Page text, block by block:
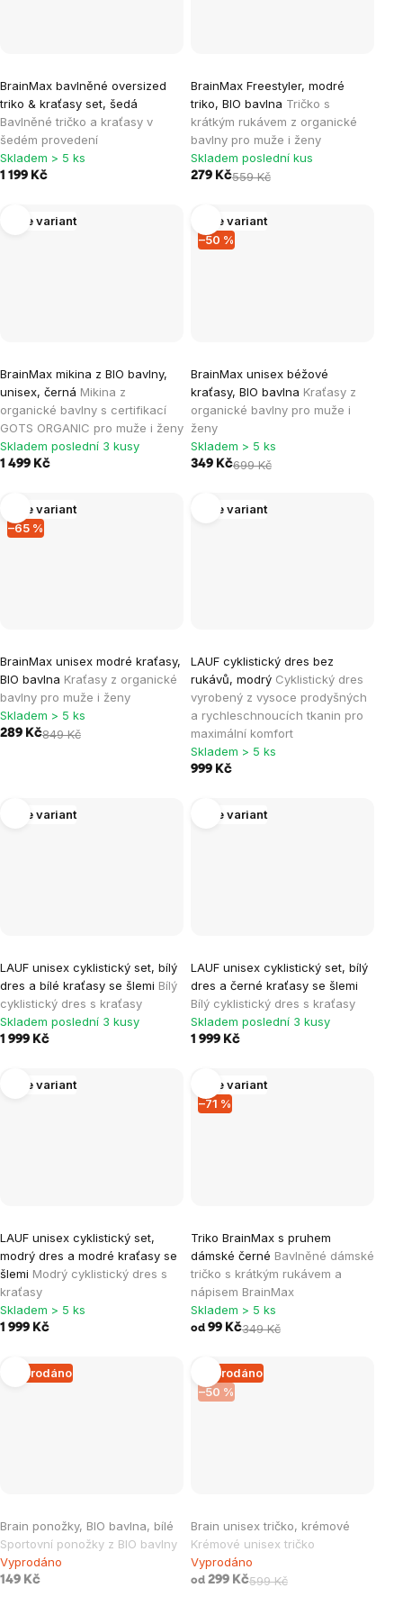
BrainMax bavlněné oversized
triko & kraťasy set, šedá
Bavlněné tričko a kraťasy v
šedém provedení
Skladem > 5 ks
1 199 Kč
BrainMax Freestyler, modré
triko, BIO bavlna Tričko s
krátkým rukávem z organické
bavlny pro muže i ženy
Skladem poslední kus
279 Kč559 Kč
Více variant
BrainMax mikina z BIO bavlny,
unisex, černá Mikina z
organické bavlny s certifikací
GOTS ORGANIC pro muže i ženy
Skladem poslední 3 kusy
1 499 Kč
–50 %
Více variant
BrainMax unisex béžové
kraťasy, BIO bavlna Kraťasy z
organické bavlny pro muže i
ženy
Skladem > 5 ks
349 Kč699 Kč
–65 %
Více variant
BrainMax unisex modré kraťasy,
BIO bavlna Kraťasy z organické
bavlny pro muže i ženy
Skladem > 5 ks
289 Kč849 Kč
Více variant
LAUF cyklistický dres bez
rukávů, modrý Cyklistický dres
vyrobený z vysoce prodyšných
a rychleschnoucích tkanin pro
maximální komfort
Skladem > 5 ks
999 Kč
Více variant
LAUF unisex cyklistický set, bílý
dres a bílé kraťasy se šlemi Bílý
cyklistický dres s kraťasy
Skladem poslední 3 kusy
1 999 Kč
Více variant
LAUF unisex cyklistický set, bílý
dres a černé kraťasy se šlemi
Bílý cyklistický dres s kraťasy
Skladem poslední 3 kusy
1 999 Kč
Více variant
LAUF unisex cyklistický set,
modrý dres a modré kraťasy se
šlemi Modrý cyklistický dres s
kraťasy
Skladem > 5 ks
1 999 Kč
–71 %
Více variant
Triko BrainMax s pruhem
dámské černé Bavlněné dámské
tričko s krátkým rukávem a
nápisem BrainMax
Skladem > 5 ks
od 99 Kč349 Kč
Vyprodáno
Brain ponožky, BIO bavlna, bílé
Sportovní ponožky z BIO bavlny
Vyprodáno
149 Kč
Vyprodáno
–50 %
Brain unisex tričko, krémové
Krémové unisex tričko
Vyprodáno
od 299 Kč599 Kč